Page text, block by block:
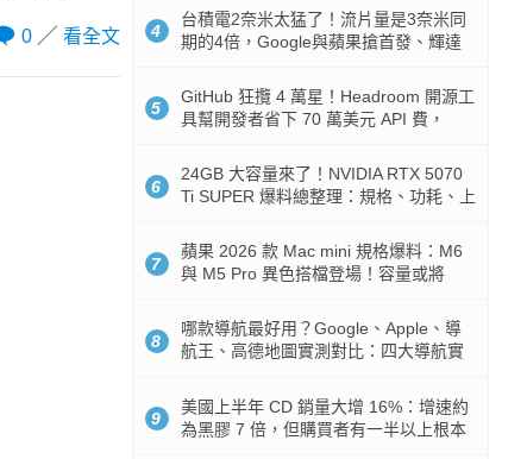
0
看全文 4
台積電2奈米太猛了！流片量是3奈米同
期的4倍，Google與蘋果搶首發、輝達
5
GitHub 狂攬 4 萬星！Headroom 開源工
具幫開發者省下 70 萬美元 API 費，
6
24GB 大容量來了！NVIDIA RTX 5070
Ti SUPER 爆料總整理：規格、功耗、上
7
蘋果 2026 款 Mac mini 規格爆料：M6
與 M5 Pro 異色搭檔登場！容量或將
8
哪款導航最好用？Google、Apple、導
航王、高德地圖實測對比：四大導航實
9
美國上半年 CD 銷量大增 16%：增速約
為黑膠 7 倍，但購買者有一半以上根本